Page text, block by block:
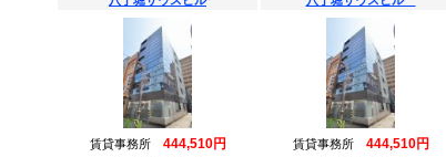
賃貸事務所 444,510円 賃貸事務所 444,510円